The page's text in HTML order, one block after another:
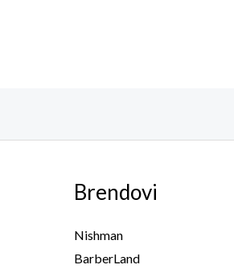
Brendovi
Nishman
BarberLand